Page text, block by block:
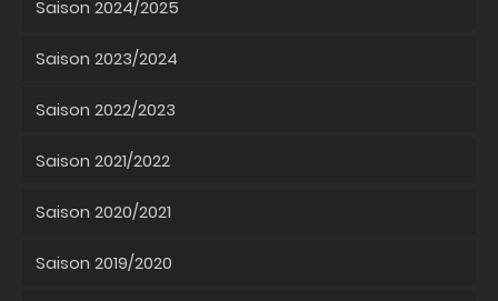
Saison 2024/2025
Saison 2023/2024
Saison 2022/2023
Saison 2021/2022
Saison 2020/2021
Saison 2019/2020